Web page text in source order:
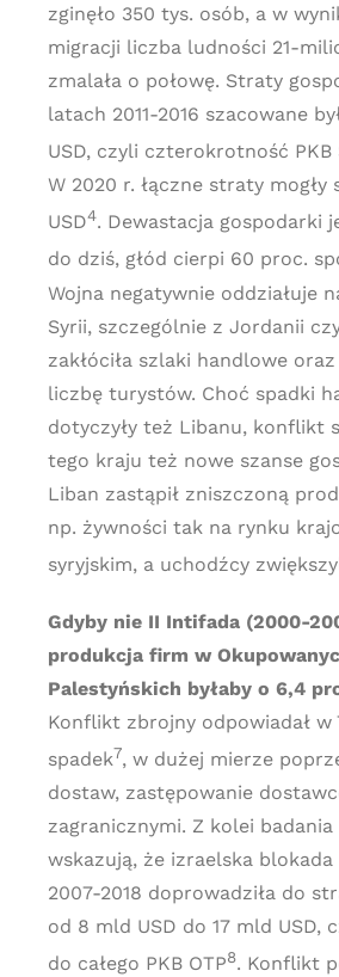
zginęło 350 tys. osób, a w
migracji liczba ludności 21-
zmalała o połowę. Straty
latach 2011-2016 szacowane
USD, czyli czterokrotność PKB
W 2020 r. łączne straty mogły
USD4. Dewastacja gospodarki
do dziś, głód cierpi 60 proc.
Wojna negatywnie oddziałuje
Syrii, szczególnie z Jordanii
zakłóciła szlaki handlowe oraz
liczbę turystów. Choć spadki
dotyczyły też Libanu, konflikt
tego kraju też nowe szanse
Liban zastąpił zniszczoną
np. żywności tak na rynku
syryjskim, a uchodźcy
Gdyby nie II Intifada (2000-
produkcja firm w
Palestyńskich byłaby o 6,4
Konflikt zbrojny odpowiadał w
spadek7, w dużej mierze
dostaw, zastępowanie
zagranicznymi. Z kolei badania
wskazują, że izraelska
2007-2018 doprowadziła do
od 8 mld USD do 17 mld USD,
do całego PKB OTP8. Konflikt